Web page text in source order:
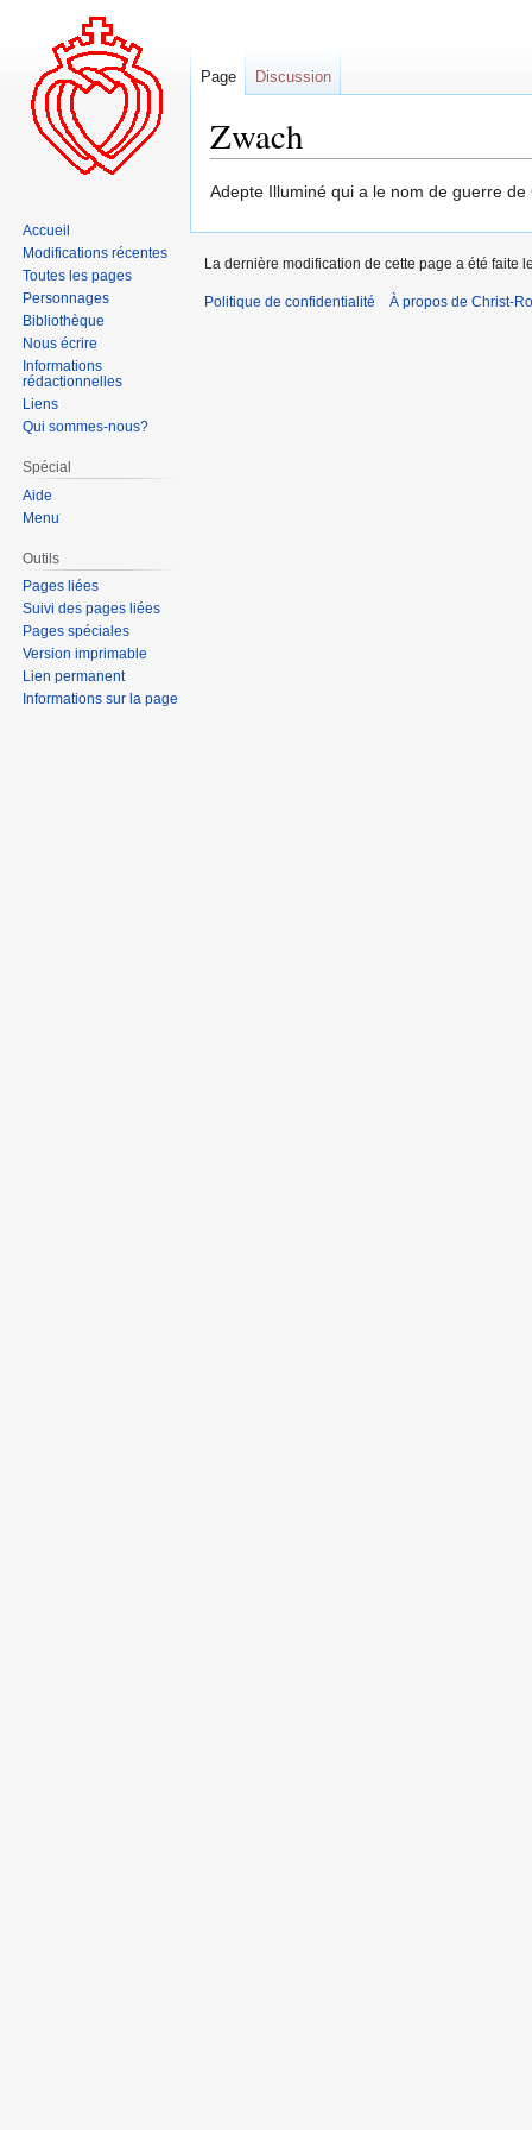
Zwach
Aller
navigation
Aller
recherche
Adepte Illuminé qui a le nom de guerre de
Page Discussion
Accueil
Modifications récentes
Toutes les pages
Personnages
Bibliothèque
Nous écrire
Informations
rédactionnelles
Liens
Qui sommes-nous?
Spécial
Aide
Menu
Outils
Pages liées
Suivi des pages liées
Pages spéciales
Version imprimable
Lien permanent
Informations sur la page
La dernière modification de cette page a été faite
Politique de confidentialité À propos de Christ-